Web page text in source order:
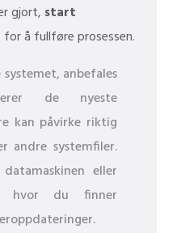
gjort, start
for å fullføre prosessen.
anbefales
de nyeste
kan påvirke riktig
andre systemfiler.
eller
hvor du finner